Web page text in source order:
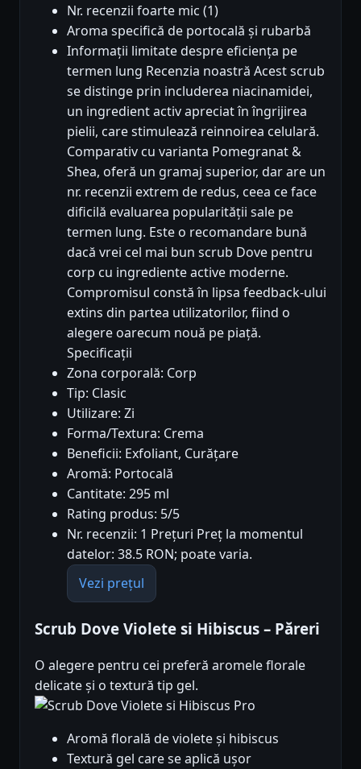
Nr. recenzii foarte mic (1)
Aroma specifică de portocală și rubarbă
Informații limitate despre eficiența pe
termen lung Recenzia noastră Acest scrub
se distinge prin includerea niacinamidei,
un ingredient activ apreciat în îngrijirea
pielii, care stimulează reinnoirea celulară.
Comparativ cu varianta Pomegranat &
Shea, oferă un gramaj superior, dar are un
nr. recenzii extrem de redus, ceea ce face
dificilă evaluarea popularității sale pe
termen lung. Este o recomandare bună
dacă vrei cel mai bun scrub Dove pentru
corp cu ingrediente active moderne.
Compromisul constă în lipsa feedback-ului
extins din partea utilizatorilor, fiind o
alegere oarecum nouă pe piață.
Specificații
Zona corporală: Corp
Tip: Clasic
Utilizare: Zi
Forma/Textura: Crema
Beneficii: Exfoliant, Curățare
Aromă: Portocală
Cantitate: 295 ml
Rating produs: 5/5
Nr. recenzii: 1 Prețuri Preț la momentul
datelor: 38.5 RON; poate varia.
Vezi prețul
Scrub Dove Violete si Hibiscus – Păreri
O alegere pentru cei preferă aromele florale
delicate și o textură tip gel.
Pro
Aromă florală de violete și hibiscus
Textură gel care se aplică ușor